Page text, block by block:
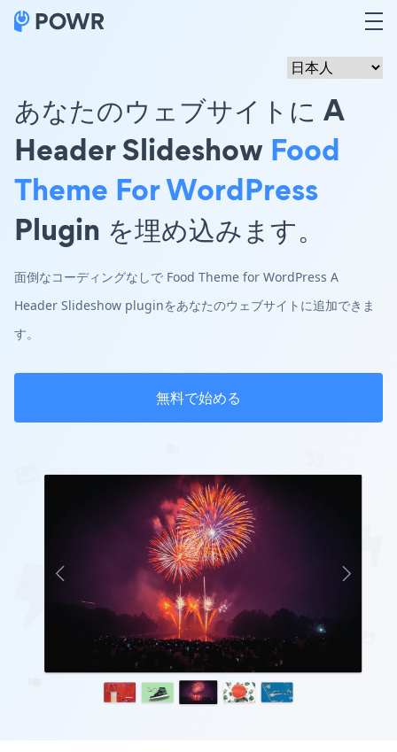
あなたのウェブサイトに A
Header Slideshow Food
Theme For WordPress
Plugin を埋め込みます。
面倒なコーディングなしで Food Theme for WordPress A
Header Slideshow pluginをあなたのウェブサイトに追加できま
す。
無料で始める